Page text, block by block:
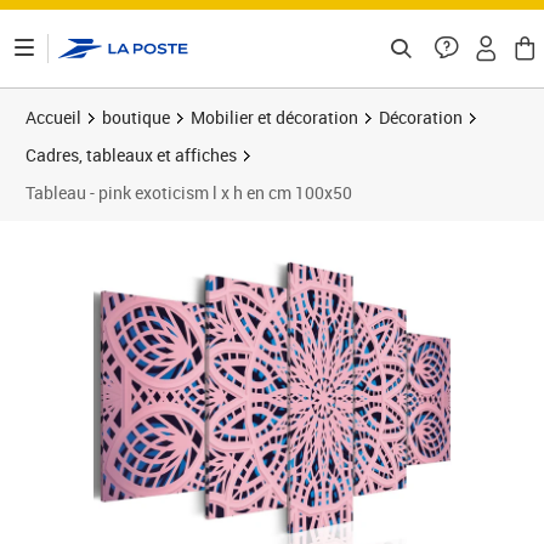
Accueil boutique Mobilier et décoration
Décoration
Cadres, tableaux et affiches
Tableau - pink exoticism l x h en cm 100x50